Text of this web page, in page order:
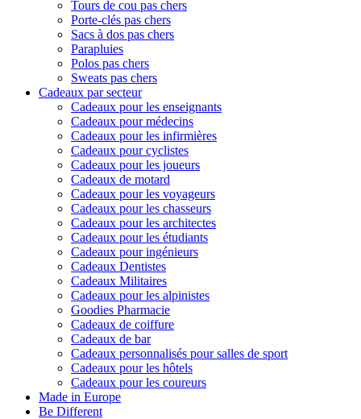
Tours de cou pas chers
Porte-clés pas chers
Sacs à dos pas chers
Parapluies
Polos pas chers
Sweats pas chers
Cadeaux par secteur
Cadeaux pour les enseignants
Cadeaux pour médecins
Cadeaux pour les infirmières
Cadeaux pour cyclistes
Cadeaux pour les joueurs
Cadeaux de motard
Cadeaux pour les voyageurs
Cadeaux pour les chasseurs
Cadeaux pour les architectes
Cadeaux pour les étudiants
Cadeaux pour ingénieurs
Cadeaux Dentistes
Cadeaux Militaires
Cadeaux pour les alpinistes
Goodies Pharmacie
Cadeaux de coiffure
Cadeaux de bar
Cadeaux personnalisés pour salles de sport
Cadeaux pour les hôtels
Cadeaux pour les coureurs
Made in Europe
Be Different